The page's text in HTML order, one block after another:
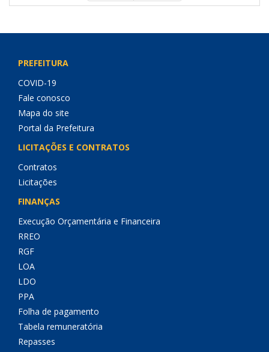
PREFEITURA
COVID-19
Fale conosco
Mapa do site
Portal da Prefeitura
LICITAÇÕES E CONTRATOS
Contratos
Licitações
FINANÇAS
Execução Orçamentária e Financeira
RREO
RGF
LOA
LDO
PPA
Folha de pagamento
Tabela remuneratória
Repasses